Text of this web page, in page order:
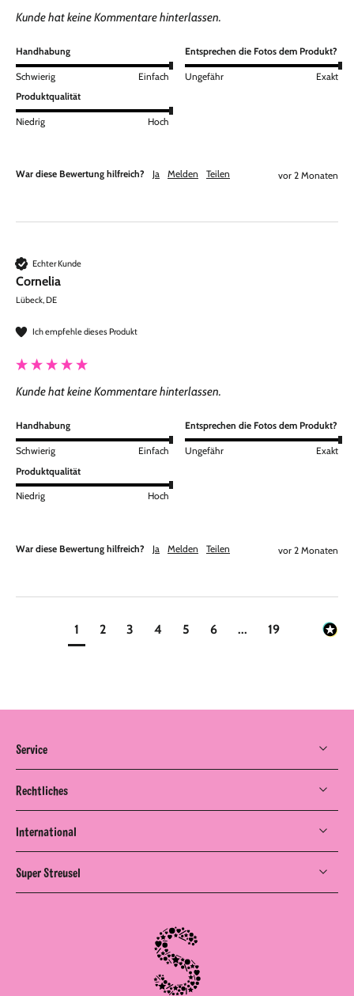
Kunde hat keine Kommentare hinterlassen.
Handhabung
Schwierig Einfach
Entsprechen die Fotos dem Produkt?
Ungefähr
Exakt
Produktqualität
Niedrig Hoch
War diese Bewertung hilfreich? Ja Melden Teilen vor 2 Monaten
Echter Kunde
Cornelia
Lübeck, DE
Ich empfehle dieses Produkt
Kunde hat keine Kommentare hinterlassen.
Handhabung
Schwierig Einfach
Entsprechen die Fotos dem Produkt?
Ungefähr
Exakt
Produktqualität
Niedrig Hoch
War diese Bewertung hilfreich? Ja Melden Teilen vor 2 Monaten
1 2 3 4 5 6 ... 19
Service
Rechtliches
International
Super Streusel